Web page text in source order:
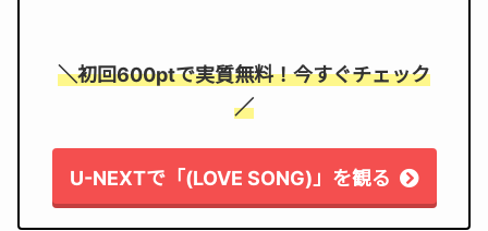
＼初回600ptで実質無料！今すぐチェック
／
U-NEXTで「(LOVE SONG)」を観る